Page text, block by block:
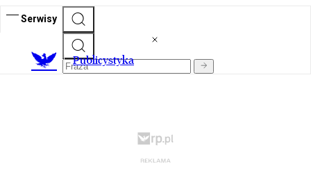
Serwisy
Publicystyka